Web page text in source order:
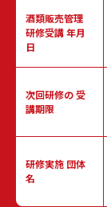
酒類販売管理
研修受講 年月
日
次回研修の受
講期限
研修実施 団体
名